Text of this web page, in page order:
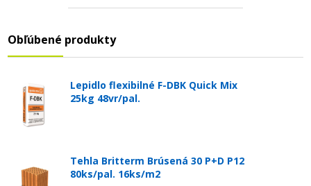
Obľúbené produkty
Lepidlo flexibilné F-DBK Quick Mix
25kg 48vr/pal.
Tehla Britterm Brúsená 30 P+D P12
80ks/pal. 16ks/m2